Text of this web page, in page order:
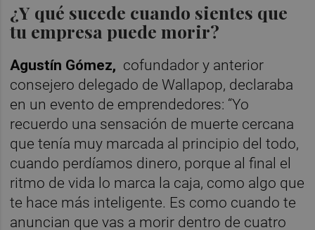
¿Y qué sucede cuando sientes que
tu empresa puede morir?
Agustín Gómez, cofundador y anterior
consejero delegado de Wallapop, declaraba
en un evento de emprendedores: “Yo
recuerdo una sensación de muerte cercana
que tenía muy marcada al principio del todo,
cuando perdíamos dinero, porque al final el
ritmo de vida lo marca la caja, como algo que
te hace más inteligente. Es como cuando te
anuncian que vas a morir dentro de cuatro